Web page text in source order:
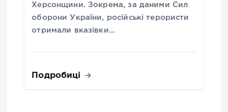
Херсонщини. Зокрема, за даними Сил
оборони України, російські терористи
отримали вказівки…
Подробиці